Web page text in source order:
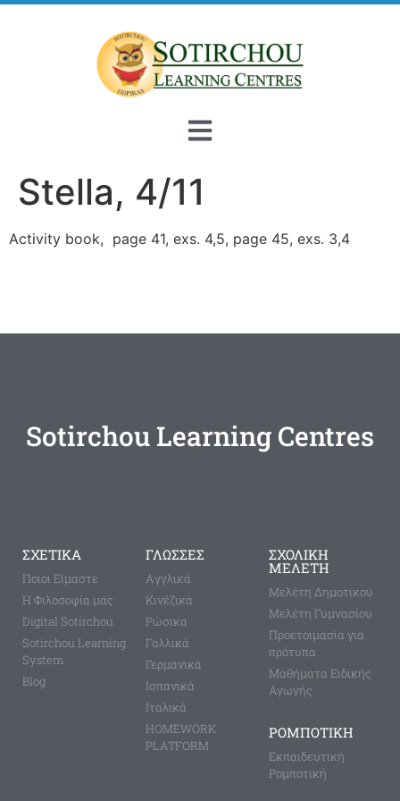
Stella, 4/11
Activity book, page 41, exs. 4,5, page 45, exs. 3,4
Sotirchou Learning Centres
ΣΧΕΤΙΚΑ
Ποιοι Είμαστε
Η Φιλοσοφία μας
Digital Sotirchou
Sotirchou Learning
System
Blog
ΓΛΩΣΣΕΣ
Aγγλικά
Κινέζικα
Ρώσικα
Γαλλικά
Γερμανικά
Ισπανικά
Ιταλικά
HOMEWORK
PLATFORM
ΣΧΟΛΙΚΗ
ΜΕΛΕΤΗ
Μελέτη Δημοτικού
Μελέτη Γυμνασίου
Προετοιμασία για
πρότυπα
Μαθήματα Ειδικής
Αγωγής
ΡΟΜΠΟΤΙΚΗ
Εκπαιδευτική
Ρομποτική